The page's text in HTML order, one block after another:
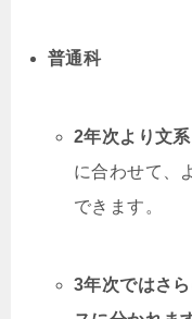
普通科
2年次より文
に合わせて、
できます。
3年次ではさ